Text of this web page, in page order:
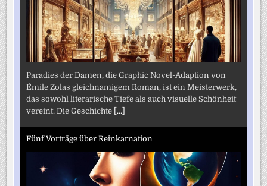
Paradies der Damen, die Graphic Novel-Adaption von
Émile Zolas gleichnamigem Roman, ist ein Meisterwerk,
das sowohl literarische Tiefe als auch visuelle Schönheit
vereint. Die Geschichte [...]
Fünf Vorträge über Reinkarnation